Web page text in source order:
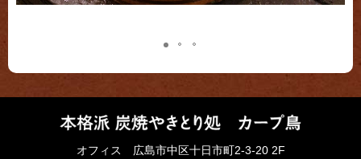
オフィス 広島市中区十日市町2-3-20 2F